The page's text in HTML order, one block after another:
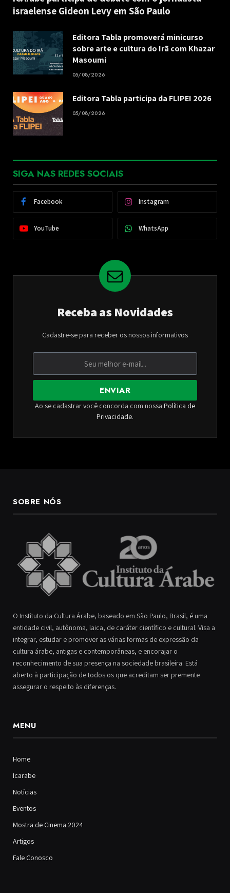
israelense Gideon Levy em São Paulo
Editora Tabla promoverá minicurso
sobre arte e cultura do Irã com Khazar
Masoumi
05/08/2026
Editora Tabla participa da FLIPEI 2026
05/08/2026
SIGA NAS REDES SOCIAIS
Facebook Instagram
YouTube WhatsApp
Receba as Novidades
Cadastre-se para receber os nossos informativos
ENVIAR
Ao se cadastrar você concorda com nossa Política de
Privacidade.
SOBRE NÓS
O Instituto da Cultura Árabe, baseado em São Paulo, Brasil, é uma
entidade civil, autônoma, laica, de caráter científico e cultural. Visa a
integrar, estudar e promover as várias formas de expressão da
cultura árabe, antigas e contemporâneas, e encorajar o
reconhecimento de sua presença na sociedade brasileira. Está
aberto à participação de todos os que acreditam ser premente
assegurar o respeito às diferenças.
MENU
Home
Icarabe
Notícias
Eventos
Mostra de Cinema 2024
Artigos
Fale Conosco